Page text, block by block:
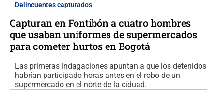
Delincuentes capturados
Capturan en Fontibón a cuatro hombres
que usaban uniformes de supermercados
para cometer hurtos en Bogotá
Las primeras indagaciones apuntan a que los detenidos
habrían participado horas antes en el robo de un
supermercado en el norte de la ciduad.